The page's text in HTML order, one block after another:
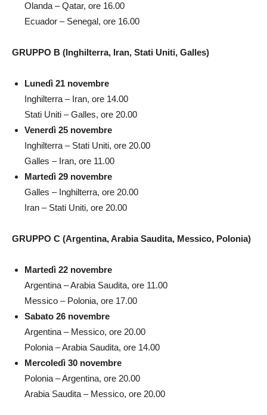
Olanda – Qatar, ore 16.00
Ecuador – Senegal, ore 16.00
GRUPPO B (Inghilterra, Iran, Stati Uniti, Galles)
Lunedì 21 novembre
Inghilterra – Iran, ore 14.00
Stati Uniti – Galles, ore 20.00
Venerdì 25 novembre
Inghilterra – Stati Uniti, ore 20.00
Galles – Iran, ore 11.00
Martedì 29 novembre
Galles – Inghilterra, ore 20.00
Iran – Stati Uniti, ore 20.00
GRUPPO C (Argentina, Arabia Saudita, Messico, Polonia)
Martedì 22 novembre
Argentina – Arabia Saudita, ore 11.00
Messico – Polonia, ore 17.00
Sabato 26 novembre
Argentina – Messico, ore 20.00
Polonia – Arabia Saudita, ore 14.00
Mercoledì 30 novembre
Polonia – Argentina, ore 20.00
Arabia Saudita – Messico, ore 20.00